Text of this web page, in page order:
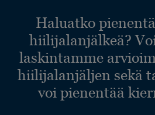
Haluatko
hiilijalanjälkeä?
laskintamme
hiilijalanjäljen sekä
voi pienentää